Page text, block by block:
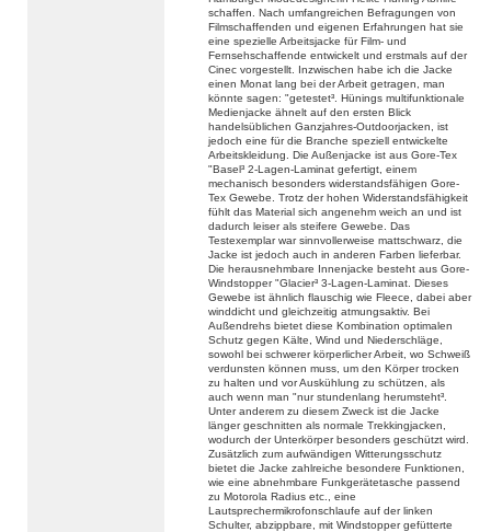
schaffen. Nach umfangreichen Befragungen von
Filmschaffenden und eigenen Erfahrungen hat sie
eine spezielle Arbeitsjacke für Film- und
Fernsehschaffende entwickelt und erstmals auf der
Cinec vorgestellt. Inzwischen habe ich die Jacke
einen Monat lang bei der Arbeit getragen, man
könnte sagen: "getestet³. Hünings multifunktionale
Medienjacke ähnelt auf den ersten Blick
handelsüblichen Ganzjahres-Outdoorjacken, ist
jedoch eine für die Branche speziell entwickelte
Arbeitskleidung. Die Außenjacke ist aus Gore-Tex
"Basel³ 2-Lagen-Laminat gefertigt, einem
mechanisch besonders widerstandsfähigen Gore-
Tex Gewebe. Trotz der hohen Widerstandsfähigkeit
fühlt das Material sich angenehm weich an und ist
dadurch leiser als steifere Gewebe. Das
Testexemplar war sinnvollerweise mattschwarz, die
Jacke ist jedoch auch in anderen Farben lieferbar.
Die herausnehmbare Innenjacke besteht aus Gore-
Windstopper "Glacier³ 3-Lagen-Laminat. Dieses
Gewebe ist ähnlich flauschig wie Fleece, dabei aber
winddicht und gleichzeitig atmungsaktiv. Bei
Außendrehs bietet diese Kombination optimalen
Schutz gegen Kälte, Wind und Niederschläge,
sowohl bei schwerer körperlicher Arbeit, wo Schweiß
verdunsten können muss, um den Körper trocken
zu halten und vor Auskühlung zu schützen, als
auch wenn man "nur stundenlang herumsteht³.
Unter anderem zu diesem Zweck ist die Jacke
länger geschnitten als normale Trekkingjacken,
wodurch der Unterkörper besonders geschützt wird.
Zusätzlich zum aufwändigen Witterungsschutz
bietet die Jacke zahlreiche besondere Funktionen,
wie eine abnehmbare Funkgerätetasche passend
zu Motorola Radius etc., eine
Lautsprechermikrofonschlaufe auf der linken
Schulter, abzippbare, mit Windstopper gefütterte